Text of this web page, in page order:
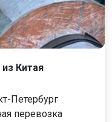
Китая
Петербург
перевозка